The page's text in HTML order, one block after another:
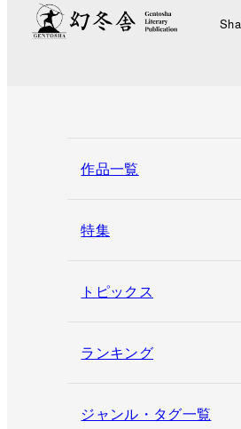
作品一覧
特集
トピックス
ランキング
ジャンル・タグ一覧